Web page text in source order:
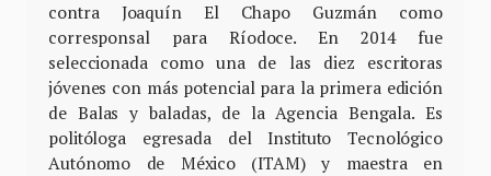
contra Joaquín El Chapo Guzmán como
corresponsal para Ríodoce. En 2014 fue
seleccionada como una de las diez escritoras
jóvenes con más potencial para la primera edición
de Balas y baladas, de la Agencia Bengala. Es
politóloga egresada del Instituto Tecnológico
Autónomo de México (ITAM) y maestra en